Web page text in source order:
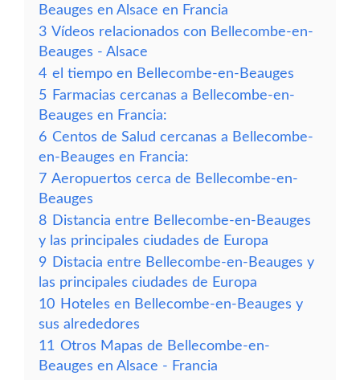
Beauges en Alsace en Francia
3 Vídeos relacionados con Bellecombe-en-
Beauges - Alsace
4 el tiempo en Bellecombe-en-Beauges
5 Farmacias cercanas a Bellecombe-en-
Beauges en Francia:
6 Centos de Salud cercanas a Bellecombe-
en-Beauges en Francia:
7 Aeropuertos cerca de Bellecombe-en-
Beauges
8 Distancia entre Bellecombe-en-Beauges
y las principales ciudades de Europa
9 Distacia entre Bellecombe-en-Beauges y
las principales ciudades de Europa
10 Hoteles en Bellecombe-en-Beauges y
sus alrededores
11 Otros Mapas de Bellecombe-en-
Beauges en Alsace - Francia